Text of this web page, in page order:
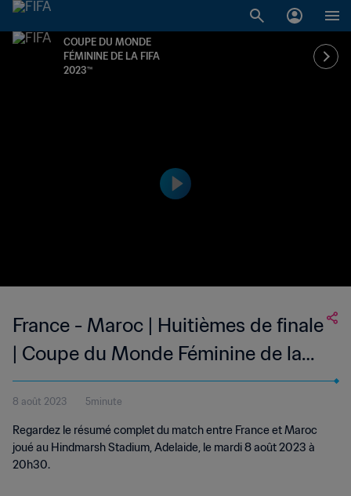
COUPE DU MONDE
FÉMININE DE LA FIFA
2023™
France - Maroc | Huitièmes de finale
| Coupe du Monde Féminine de la
FIFA, Australie & Nouvelle-Zélande
2023™ | Résumé vidéo complet
8 août 2023 5minute
Regardez le résumé complet du match entre France et Maroc
joué au Hindmarsh Stadium, Adelaide, le mardi 8 août 2023 à
20h30.